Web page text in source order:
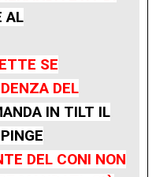
AL
SE
DEL
IN TILT IL
DEL CONI NON